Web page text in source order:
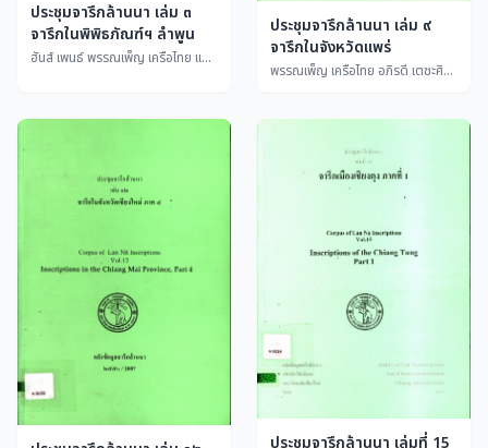
ประชุมจารึกล้านนา เล่ม ๓
จารึกในพิพิธภัณฑ์ฯ ลำพูน
ฮันส์ เพนธ์ พรรณเพ็ญ เครือไทย และศรีเลา เกษพรหม
ประชุมจารึกล้านนา เล่ม ๙
จารึกในจังหวัดแพร่
พรรณเพ็ญ เครือไทย อภิรดี เตชะศิริวรรณ ศราวุธ ศรีทา
ประชุมจารึกล้านนา เล่มที่ 15